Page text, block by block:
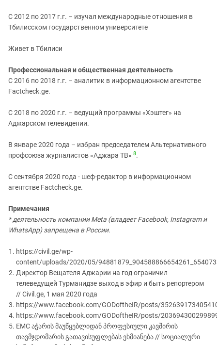
С 2012 по 2017 г.г. – изучал международные отношения в
Тбилисском государственном университете
Живет в Тбилиси
Профессиональная и общественная деятельность
С 2016 по 2018 г.г. – аналитик в информационном агентстве
Factcheck.ge.
С 2018 по 2020 г.г. – ведущий программы «Хэштег» на
Аджарском телевидении.
В январе 2020 года – избран председателем Альтернативного
профсоюза журналистов «Аджара ТВ» 8.
С сентября 2020 года - шеф-редактор в информационном
агентстве Factcheck.ge.
Примечания
* деятельность компании Meta (владеет Facebook, Instagram и
WhatsApp) запрещена в России.
https://civil.ge/wp-
content/uploads/2020/05/
Директор Вещателя Аджарии на год ограничил
телеведущей Турманидзе выход в эфир и быть репортером
// Civil.ge, 1 мая 2020 года
https://www.facebook.com/GODoftheIR/posts/
https://www.facebook.com/GODoftheIR/posts/
EMC აჭარის მაუწყებლიდან პროფესიული კავშირის
თავმჯდომარის გათავისუფლებას ეხმიანება // სოციალური